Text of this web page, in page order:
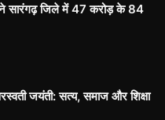
ने सारंगढ़ जिले में 47 करोड़ के 84
जयंती: सत्य, समाज और शिक्षा